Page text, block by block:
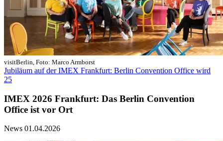
visitBerlin, Foto: Marco Armborst
Jubiläum auf der IMEX Frankfurt: Berlin Convention Office wird
25
IMEX 2026 Frankfurt: Das Berlin Convention
Office ist vor Ort
News 01.04.2026